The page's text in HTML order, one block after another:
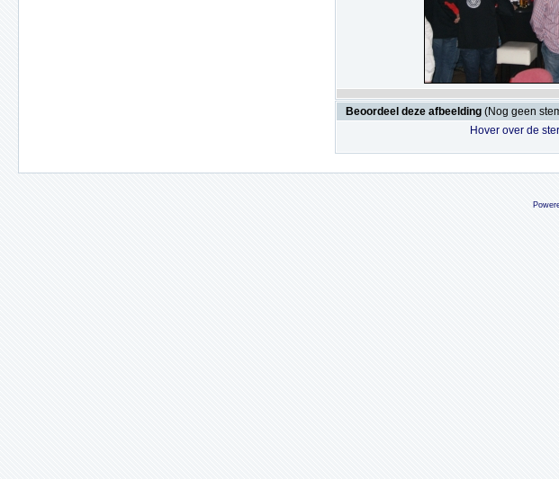
Beoordeel deze afbeelding (Nog geen
Hover over de